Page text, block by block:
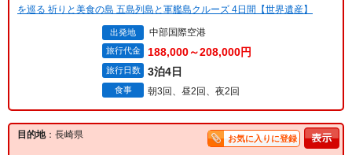
を巡る 祈りと美食の島 五島列島と軍艦島クルーズ 4日間【世界遺産】
出発地 中部国際空港
旅行代金 188,000～208,000円
旅行日数 3泊4日
食事 朝3回、昼2回、夜2回
目的地：長崎県 お気に入りに登録